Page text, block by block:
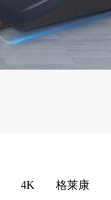
4K 格莱康